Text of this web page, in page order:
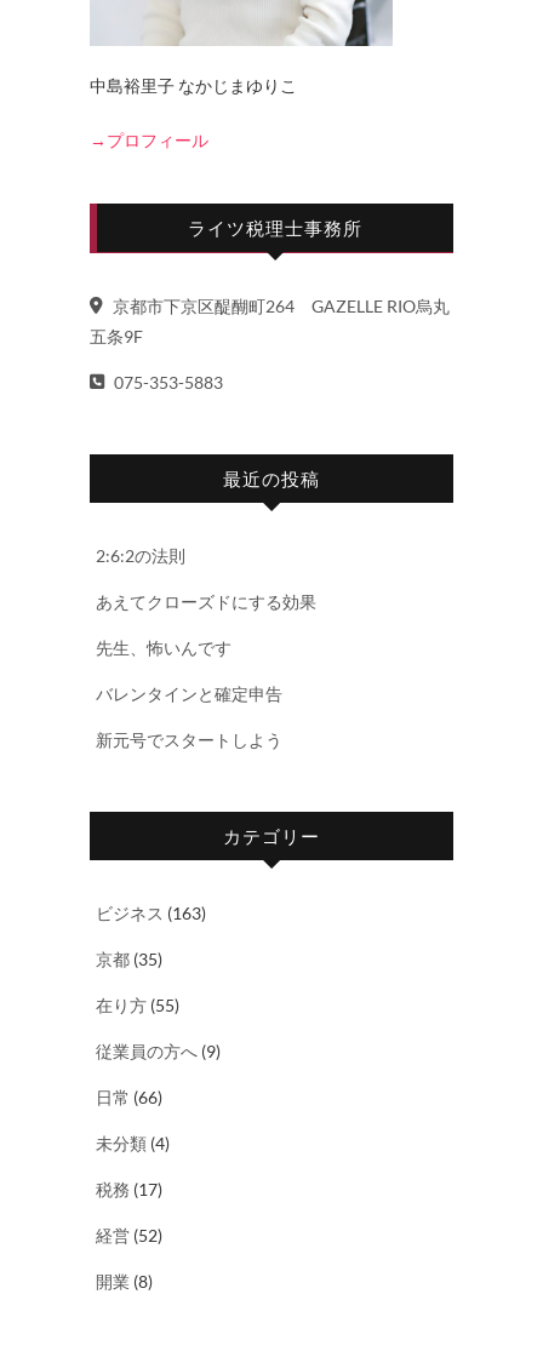
中島裕里子 なかじまゆりこ
→プロフィール
ライツ税理士事務所
京都市下京区醍醐町264 GAZELLE RIO烏丸
五条9F
075-353-5883
最近の投稿
2:6:2の法則
あえてクローズドにする効果
先生、怖いんです
バレンタインと確定申告
新元号でスタートしよう
カテゴリー
ビジネス (163)
京都 (35)
在り方 (55)
従業員の方へ (9)
日常 (66)
未分類 (4)
税務 (17)
経営 (52)
開業 (8)